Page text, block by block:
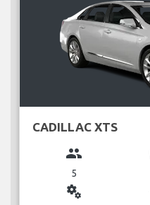
CADILLAC XTS
group
5
miscellaneous_services